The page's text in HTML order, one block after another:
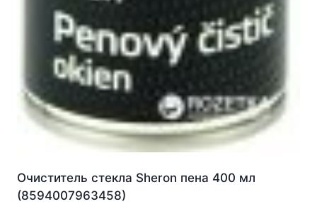
Очиститель стекла Sheron пена 400 мл
(8594007963458)